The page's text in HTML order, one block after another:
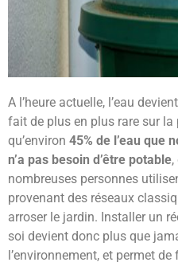
A l’heure actuelle, l’eau
fait de plus en plus rare sur la
qu’environ 45% de l’eau que
n’a pas besoin d’être potable
nombreuses personnes
provenant des réseaux
arroser le jardin. Installer un
soi devient donc plus que
l’environnement, et permet